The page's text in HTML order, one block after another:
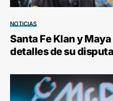
NOTICIAS
Santa Fe Klan y
detalles de su